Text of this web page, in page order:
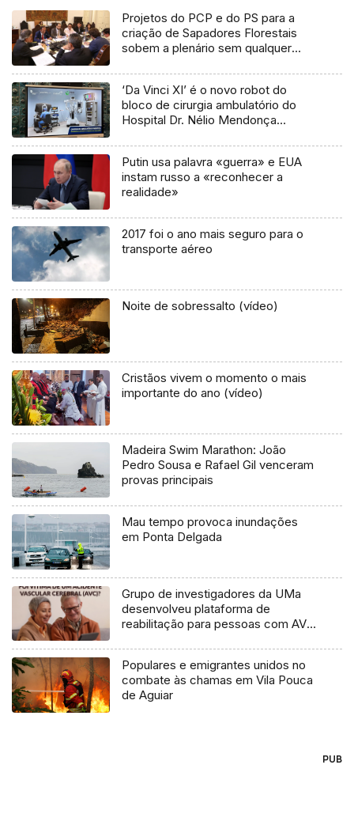
Projetos do PCP e do PS para a
criação de Sapadores Florestais
sobem a plenário sem qualquer
‘Da Vinci XI’ é o novo robot do
bloco de cirurgia ambulatório do
Hospital Dr. Nélio Mendonça
Putin usa palavra «guerra» e EUA
instam russo a «reconhecer a
realidade»
2017 foi o ano mais seguro para o
transporte aéreo
Noite de sobressalto (vídeo)
Cristãos vivem o momento o mais
importante do ano (vídeo)
Madeira Swim Marathon: João
Pedro Sousa e Rafael Gil venceram
provas principais
Mau tempo provoca inundações
em Ponta Delgada
Grupo de investigadores da UMa
desenvolveu plataforma de
reabilitação para pessoas com AVC
Populares e emigrantes unidos no
combate às chamas em Vila Pouca
de Aguiar
PUB